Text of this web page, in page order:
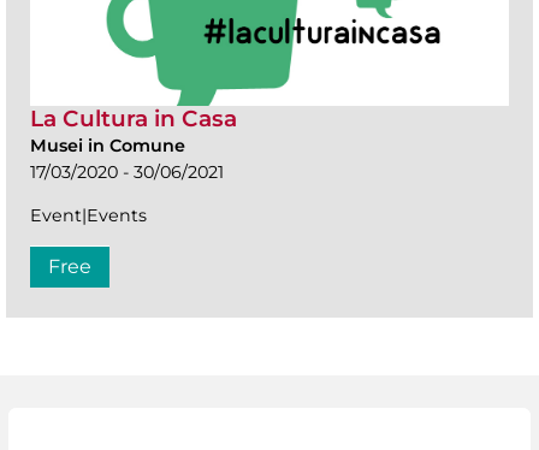
La Cultura in Casa
Musei in Comune
17/03/2020 - 30/06/2021
Event|Events
Free